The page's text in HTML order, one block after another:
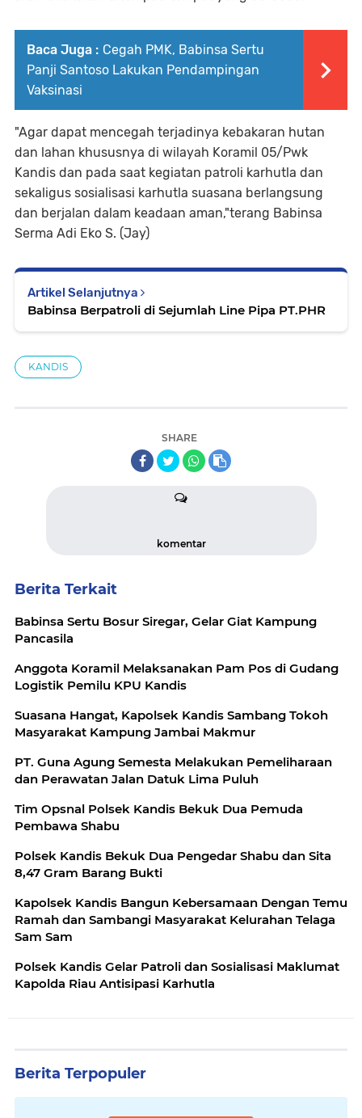
Baca Juga : Cegah PMK, Babinsa Sertu
Panji Santoso Lakukan Pendampingan
Vaksinasi
"Agar dapat mencegah terjadinya kebakaran hutan
dan lahan khususnya di wilayah Koramil 05/Pwk
Kandis dan pada saat kegiatan patroli karhutla dan
sekaligus sosialisasi karhutla suasana berlangsung
dan berjalan dalam keadaan aman,"terang Babinsa
Serma Adi Eko S. (Jay)
Artikel Selanjutnya
Babinsa Berpatroli di Sejumlah Line Pipa PT.PHR
KANDIS
SHARE
komentar
Berita Terkait
Babinsa Sertu Bosur Siregar, Gelar Giat Kampung
Pancasila
Anggota Koramil Melaksanakan Pam Pos di Gudang
Logistik Pemilu KPU Kandis
Suasana Hangat, Kapolsek Kandis Sambang Tokoh
Masyarakat Kampung Jambai Makmur
PT. Guna Agung Semesta Melakukan Pemeliharaan
dan Perawatan Jalan Datuk Lima Puluh
Tim Opsnal Polsek Kandis Bekuk Dua Pemuda
Pembawa Shabu
Polsek Kandis Bekuk Dua Pengedar Shabu dan Sita
8,47 Gram Barang Bukti
Kapolsek Kandis Bangun Kebersamaan Dengan Temu
Ramah dan Sambangi Masyarakat Kelurahan Telaga
Sam Sam
Polsek Kandis Gelar Patroli dan Sosialisasi Maklumat
Kapolda Riau Antisipasi Karhutla
Berita Terpopuler